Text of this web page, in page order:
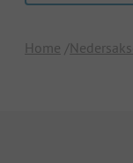
Home